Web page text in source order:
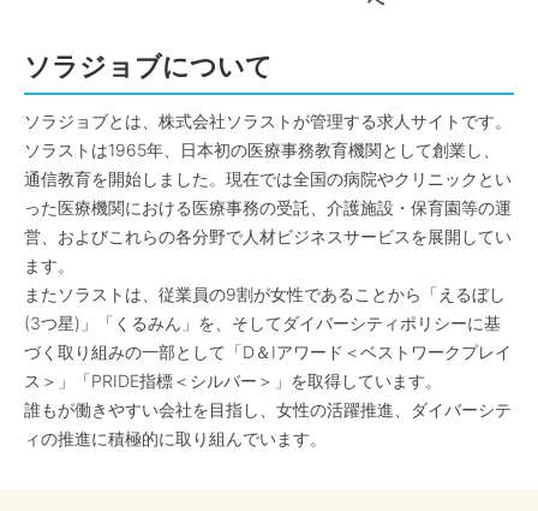
ソラジョブについて
ソラジョブとは、株式会社ソラストが管理する求人サイトです。
ソラストは1965年、日本初の医療事務教育機関として創業し、
通信教育を開始しました。現在では全国の病院やクリニックとい
った医療機関における医療事務の受託、介護施設・保育園等の運
営、およびこれらの各分野で人材ビジネスサービスを展開してい
ます。
またソラストは、従業員の9割が女性であることから「えるぼし
(3つ星)」「くるみん」を、そしてダイバーシティポリシーに基
づく取り組みの一部として「D＆Iアワード＜ベストワークプレイ
ス＞」「PRIDE指標＜シルバー＞」を取得しています。
誰もが働きやすい会社を目指し、女性の活躍推進、ダイバーシテ
ィの推進に積極的に取り組んでいます。